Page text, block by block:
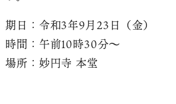
期日：令和3年9月23日（金）
時間：午前10時30分〜
場所：妙円寺 本堂